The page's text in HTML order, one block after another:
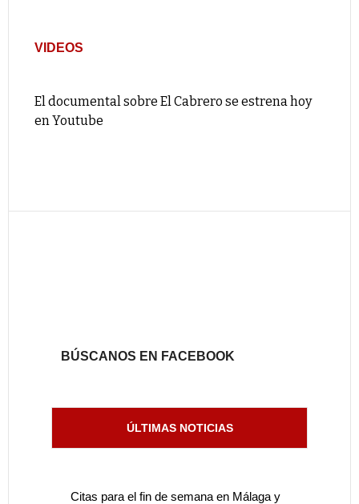
VIDEOS
El documental sobre El Cabrero se estrena hoy
en Youtube
BÚSCANOS EN FACEBOOK
ÚLTIMAS NOTICIAS
Citas para el fin de semana en Málaga y